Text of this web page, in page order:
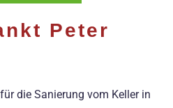
Peter
die Sanierung vom Keller in